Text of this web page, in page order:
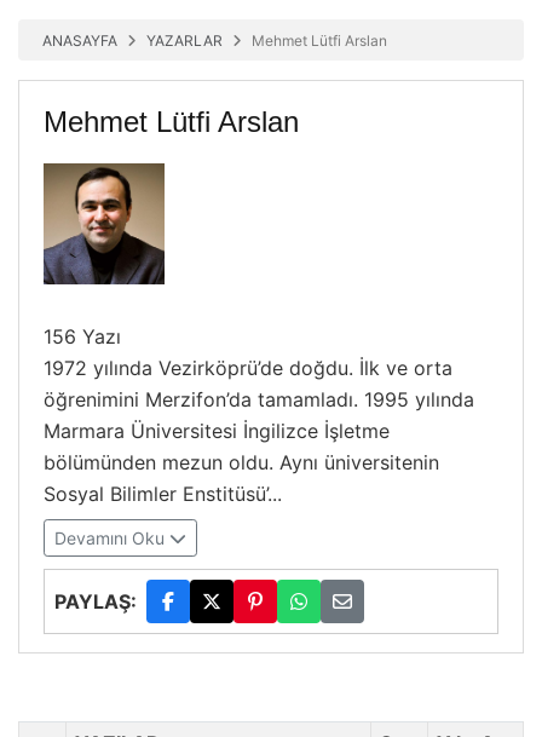
ANASAYFA YAZARLAR Mehmet Lütfi Arslan
Mehmet Lütfi Arslan
156 Yazı
1972 yılında Vezirköprü’de doğdu. İlk ve orta
öğrenimini Merzifon’da tamamladı. 1995 yılında
Marmara Üniversitesi İngilizce İşletme
bölümünden mezun oldu. Aynı üniversitenin
Sosyal Bilimler Enstitüsü’...
Devamını Oku
PAYLAŞ: